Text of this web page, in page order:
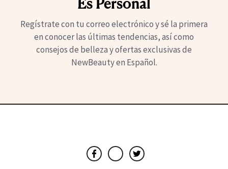
Es Personal
Regístrate con tu correo electrónico y sé la primera
en conocer las últimas tendencias, así como
consejos de belleza y ofertas exclusivas de
NewBeauty en Español.
Facebook
EmailTwitter